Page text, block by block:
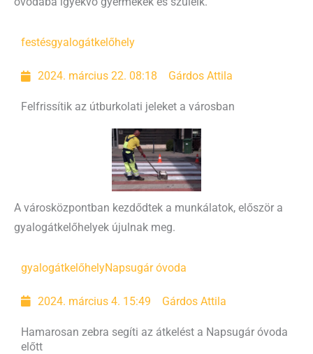
festésgyalogátkelőhely
2024. március 22. 08:18 Gárdos Attila
Felfrissítik az útburkolati jeleket a városban
A városközpontban kezdődtek a munkálatok, először a
gyalogátkelőhelyek újulnak meg.
gyalogátkelőhelyNapsugár óvoda
2024. március 4. 15:49 Gárdos Attila
Hamarosan zebra segíti az átkelést a Napsugár óvoda
előtt